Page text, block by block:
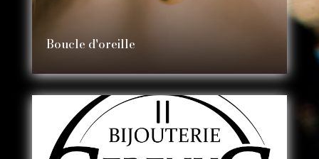
Boucle d'oreille